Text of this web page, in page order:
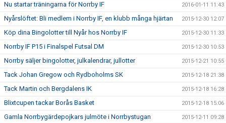
Nu startar träningarna för Norrby IF 2016-01-11 11:43
Nyårslöftet: Bli medlem i Norrby IF, en klubb många hjärtan 2015-12-30 12:07
Köp dina Bingolotter till Nyår hos Norrby IF 2015-12-30 11:33
Norrby IF P15 i Finalspel Futsal DM 2015-12-30 10:53
Norrby säljer bingolotter, julkalendrar, jullotter 2015-12-21 10:55
Tack Johan Gregow och Rydboholms SK 2015-12-18 21:38
Tack Martin och Bergdalens IK 2015-12-18 16:28
Blixtcupen tackar Borås Basket 2015-12-18 15:06
Gamla Norrbygärdepojkars julmöte i Norrbystugan 2015-12-11 09:28